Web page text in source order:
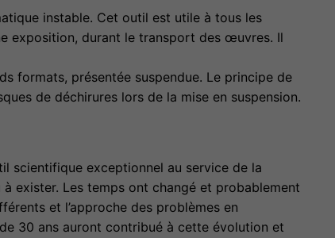
instable. Cet outil est utile à tous les
exposition, durant le transport des œuvres. Il
formats, présentée suspendue. Le principe de
de déchirures lors de la mise en suspension.
scientifique exceptionnel au service de la
exister. Les temps ont changé et probablement
et l’approche des problèmes en
30 ans auront contribué à cette évolution et